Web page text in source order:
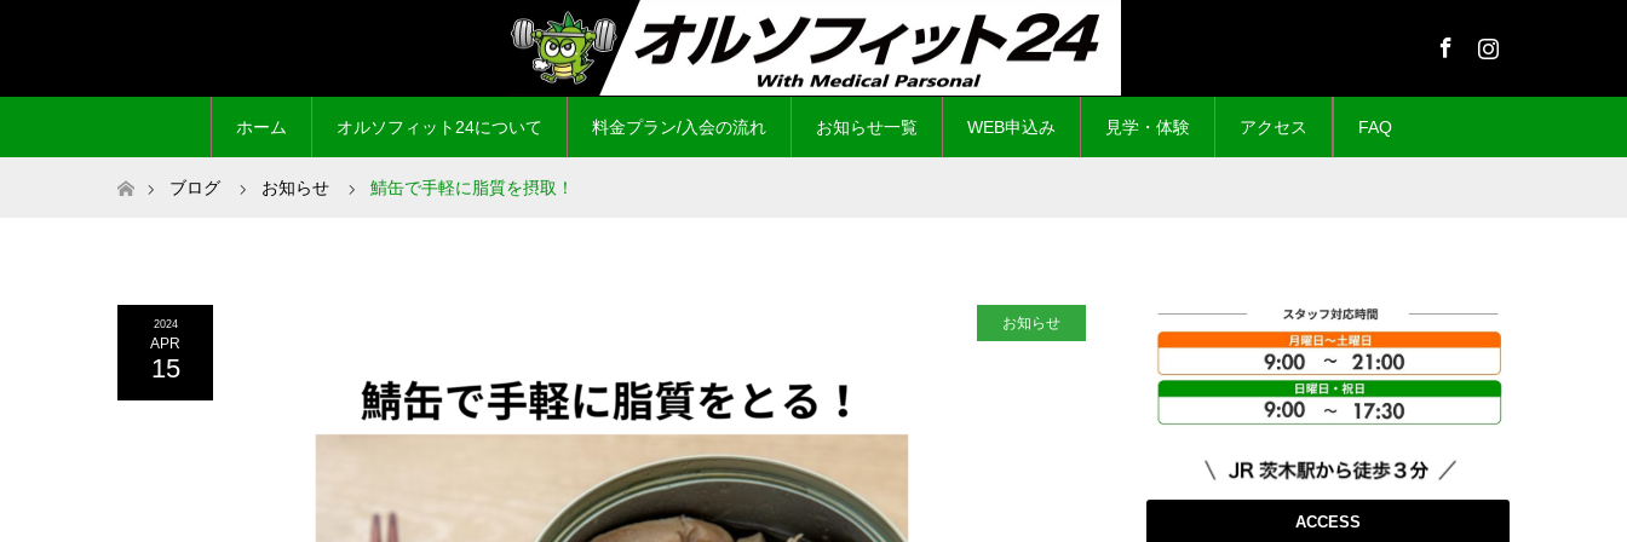
ホーム オルソフィット24について 料金プラン/入会の流れ お知らせ一覧 WEB申込み 見学・体験 アクセス FAQ
ホームブログ お知らせ 鯖缶で手軽に脂質を摂取！
2024
APR
15
お知らせ
ACCESS